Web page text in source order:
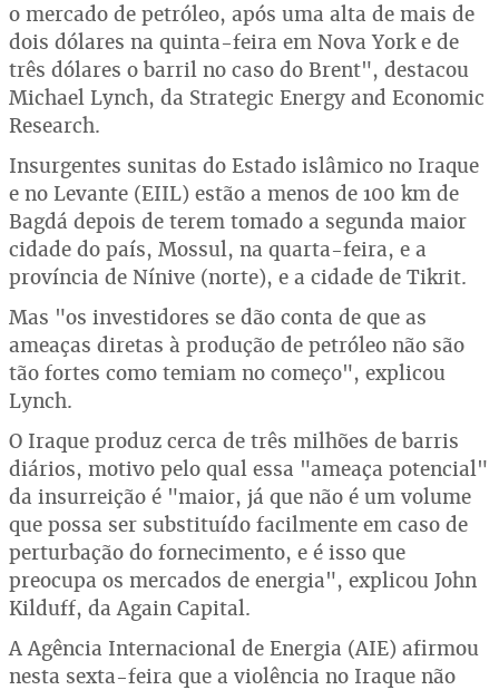
o mercado de petróleo, após uma alta de mais de
dois dólares na quinta-feira em Nova York e de
três dólares o barril no caso do Brent", destacou
Michael Lynch, da Strategic Energy and Economic
Research.
Insurgentes sunitas do Estado islâmico no Iraque
e no Levante (EIIL) estão a menos de 100 km de
Bagdá depois de terem tomado a segunda maior
cidade do país, Mossul, na quarta-feira, e a
província de Nínive (norte), e a cidade de Tikrit.
Mas "os investidores se dão conta de que as
ameaças diretas à produção de petróleo não são
tão fortes como temiam no começo", explicou
Lynch.
O Iraque produz cerca de três milhões de barris
diários, motivo pelo qual essa "ameaça potencial"
da insurreição é "maior, já que não é um volume
que possa ser substituído facilmente em caso de
perturbação do fornecimento, e é isso que
preocupa os mercados de energia", explicou John
Kilduff, da Again Capital.
A Agência Internacional de Energia (AIE) afirmou
nesta sexta-feira que a violência no Iraque não